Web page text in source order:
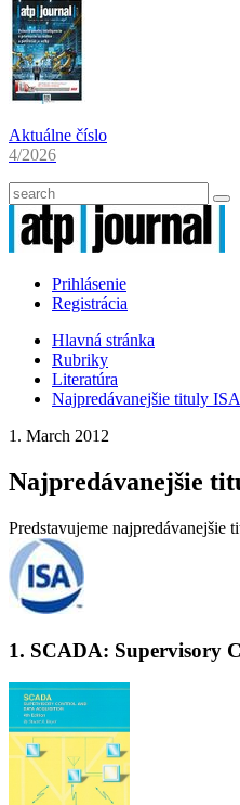
Aktuálne číslo
4/2026
Prihlásenie
Registrácia
Hlavná stránka
Rubriky
Literatúra
Najpredávanejšie tituly
1. March 2012
Najpredávanejšie
Predstavujeme najpredávanejšie
1. SCADA: Supervisory